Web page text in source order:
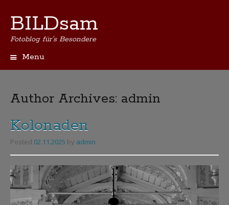
BILDsam
Fotoblog für's Besondere
Menu
Author Archives: admin
Kolonaden
Posted 02.11.2025 by admin